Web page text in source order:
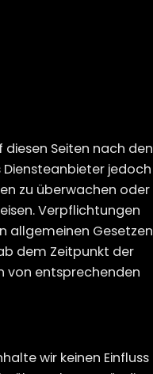
diesen Seiten nach den
Diensteanbieter jedoch
zu überwachen oder
Verpflichtungen
allgemeinen Gesetzen
dem Zeitpunkt der
von entsprechenden
wir keinen Einfluss